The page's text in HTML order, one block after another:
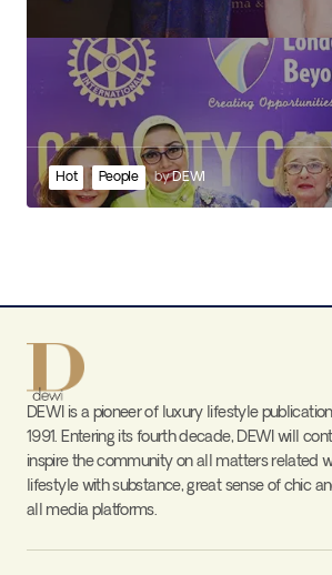
Hot People byDEWI
DEWI is a pioneer of luxury lifestyle
1991. Entering its fourth decade, DEWI will
inspire the community on all matters related
lifestyle with substance, great sense of chic
all media platforms.